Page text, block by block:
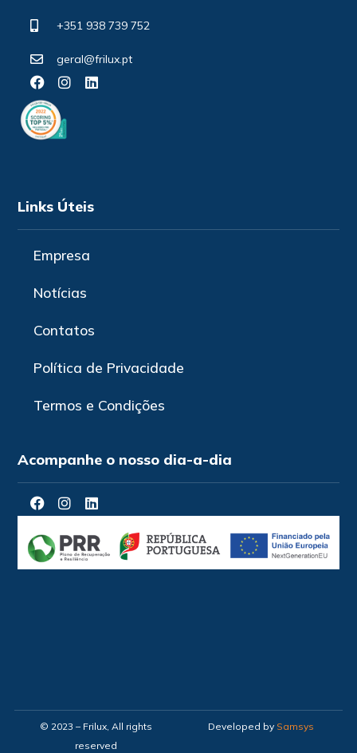
+351 938 739 752
geral@frilux.pt
Links Úteis
Empresa
Notícias
Contatos
Política de Privacidade
Termos e Condições
Acompanhe o nosso dia-a-dia
© 2023 – Frilux, All rights
reserved
Developed by Samsys